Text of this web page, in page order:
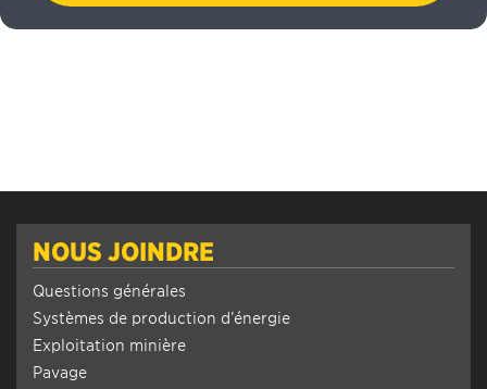
NOUS JOINDRE
Questions générales
Systèmes de production d’énergie
Exploitation minière
Pavage